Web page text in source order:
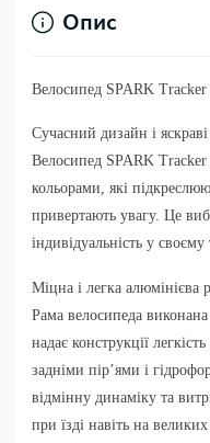
Опис
Велосипед SPARK Tracker
Сучасний дизайн і
Велосипед SPARK Tracker
кольорами, які
привертають увагу. Це
індивідуальність у своєму
Міцна і легка алюмінієва
Рама велосипеда
надає конструкції
задніми пір’ями і
відмінну динаміку та
при їзді навіть на